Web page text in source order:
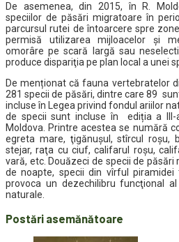
De asemenea, din 2015, în R.
speciilor de păsări migratoare în
parcursul rutei de întoarcere spre
permisă utilizarea mijloacelor şi
omorâre pe scară largă sau
produce dispariţia pe plan local a unei
De menționat că fauna vertebratelor
281 specii de păsări, dintre care 89
incluse în Legea privind fondul ariilor
de specii sunt incluse în ediția a
Moldova. Printre acestea se numără
egreta mare, ţigănuşul, stîrcul roşu,
stejar, raţa cu ciuf, califarul roşu,
vară, etc. Douăzeci de specii de
de noapte, specii din vîrful
provoca un dezechilibru funcţional
naturale.
Postări asemănătoare